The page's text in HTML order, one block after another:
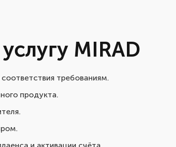
MIRAD
требованиям.
продукта.